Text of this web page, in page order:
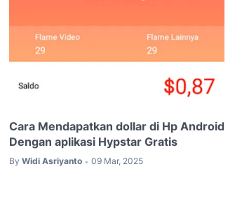
Cara Mendapatkan dollar di Hp Android
Dengan aplikasi Hypstar Gratis
By Widi Asriyanto • 09 Mar, 2025